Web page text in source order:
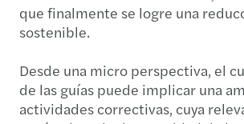
que finalmente se logre una
sostenible.
Desde una micro perspectiva, el
de las guías puede implicar una
actividades correctivas, cuya